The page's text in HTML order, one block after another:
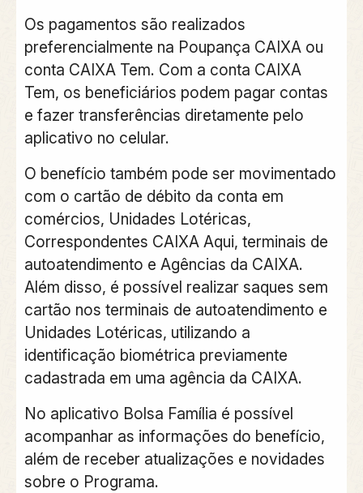
Os pagamentos são realizados
preferencialmente na Poupança CAIXA ou
conta CAIXA Tem. Com a conta CAIXA
Tem, os beneficiários podem pagar contas
e fazer transferências diretamente pelo
aplicativo no celular.
O benefício também pode ser movimentado
com o cartão de débito da conta em
comércios, Unidades Lotéricas,
Correspondentes CAIXA Aqui, terminais de
autoatendimento e Agências da CAIXA.
Além disso, é possível realizar saques sem
cartão nos terminais de autoatendimento e
Unidades Lotéricas, utilizando a
identificação biométrica previamente
cadastrada em uma agência da CAIXA.
No aplicativo Bolsa Família é possível
acompanhar as informações do benefício,
além de receber atualizações e novidades
sobre o Programa.